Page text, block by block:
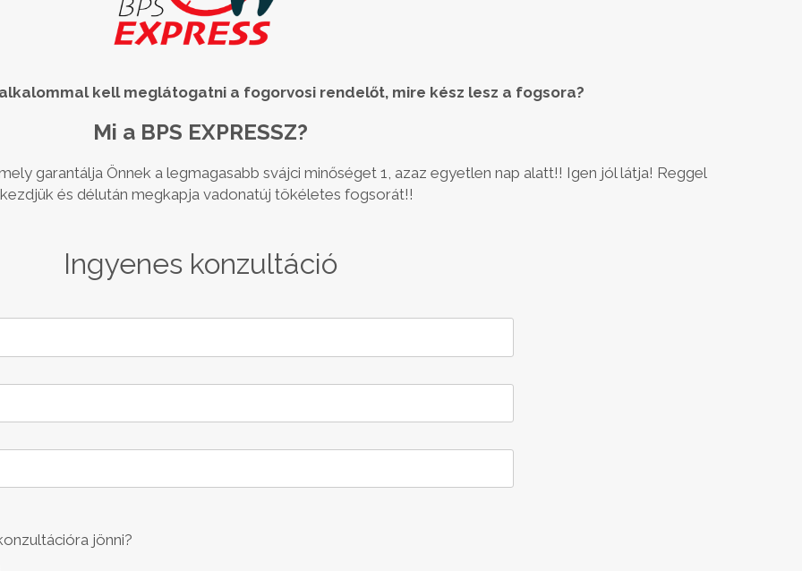
kell meglátogatni a fogorvosi rendelőt, mire kész lesz a fogsora?
Mi a BPS EXPRESSZ?
garantálja Önnek a legmagasabb svájci minőséget 1, azaz egyetlen nap alatt!! Igen jól látja! Reggel
és délután megkapja vadonatúj tökéletes fogsorát!!
Ingyenes konzultáció
jönni?